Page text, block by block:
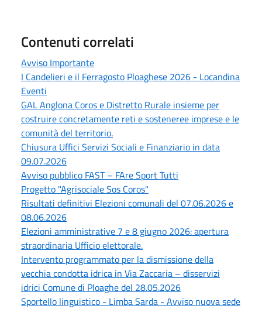
Contenuti correlati
Avviso Importante
I Candelieri e il Ferragosto Ploaghese 2026 - Locandina
Eventi
GAL Anglona Coros e Distretto Rurale insieme per
costruire concretamente reti e sosteneree imprese e le
comunità del territorio.
Chiusura Uffici Servizi Sociali e Finanziario in data
09.07.2026
Avviso pubblico FAST – FAre Sport Tutti
Progetto "Agrisociale Sos Coros"
Risultati definitivi Elezioni comunali del 07.06.2026 e
08.06.2026
Elezioni amministrative 7 e 8 giugno 2026: apertura
straordinaria Ufficio elettorale.
Intervento programmato per la dismissione della
vecchia condotta idrica in Via Zaccaria – disservizi
idrici Comune di Ploaghe del 28.05.2026
Sportello linguistico - Limba Sarda - Avviso nuova sede